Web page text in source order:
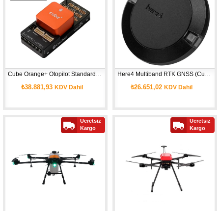
₺38.881,93KDV Dahil ₺26.651,02KDV Dahil
Ücretsiz
Kargo
Ücretsiz
Kargo